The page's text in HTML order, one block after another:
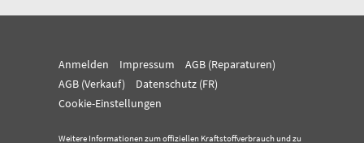
Anmelden Impressum
AGB (Reparaturen)
AGB (Verkauf)
Datenschutz (FR)
Cookie-Einstellungen
Weitere Informationen zum offiziellen Kraftstoffverbrauch und zu